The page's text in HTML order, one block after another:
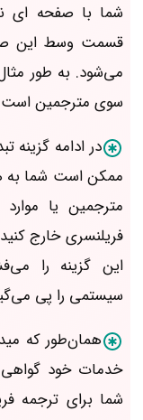
شما با صفحه ای
قسمت وسط این
می‌شود. به طور
سوی مترجمین
در ادامه گزینه
ممکن است شما به
مترجمین یا
فریلنسری خارج
این گزینه را
سیستمی را پی
همان‌طور که
خدمات خود گواهی
شما برای ترجمه